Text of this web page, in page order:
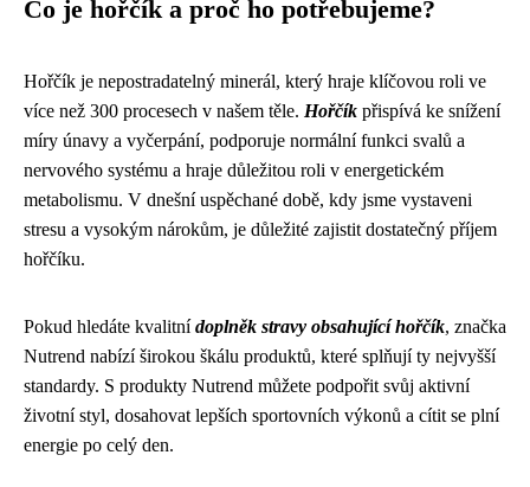
Co je hořčík a proč ho potřebujeme?
Hořčík je nepostradatelný minerál, který hraje klíčovou roli ve
více než 300 procesech v našem těle. Hořčík přispívá ke snížení
míry únavy a vyčerpání, podporuje normální funkci svalů a
nervového systému a hraje důležitou roli v energetickém
metabolismu. V dnešní uspěchané době, kdy jsme vystaveni
stresu a vysokým nárokům, je důležité zajistit dostatečný příjem
hořčíku.
Pokud hledáte kvalitnídoplněk stravy obsahující hořčík, značka
Nutrend nabízí širokou škálu produktů, které splňují ty nejvyšší
standardy. S produkty Nutrend můžete podpořit svůj aktivní
životní styl, dosahovat lepších sportovních výkonů a cítit se plní
energie po celý den.